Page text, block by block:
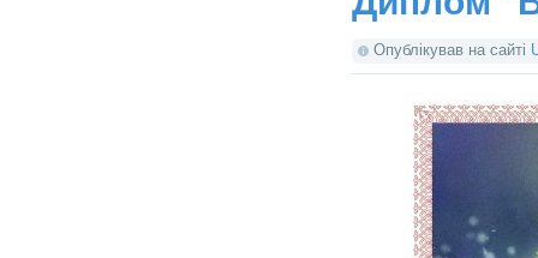
Опублікував на сайті